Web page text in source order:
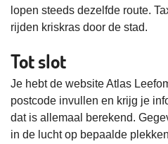
lopen steeds dezelfde route.
rijden kriskras door de stad.
Tot slot
Je hebt de website Atlas
postcode invullen en krijg je
dat is allemaal berekend.
in de lucht op bepaalde